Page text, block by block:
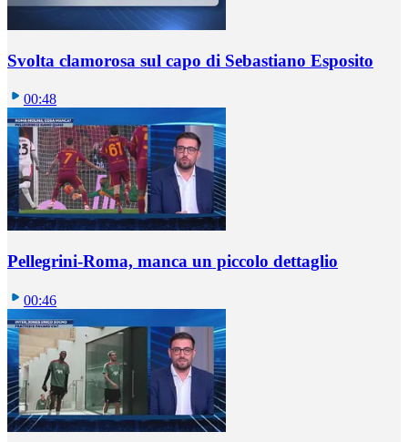
Svolta clamorosa sul capo di Sebastiano Esposito
00:48
Pellegrini-Roma, manca un piccolo dettaglio
00:46